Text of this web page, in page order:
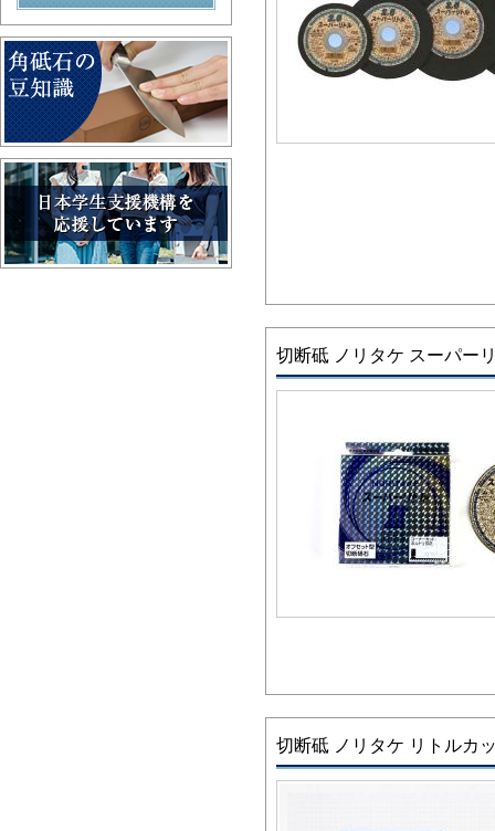
切断砥 ノリタケ スーパー
切断砥 ノリタケ リトルカ